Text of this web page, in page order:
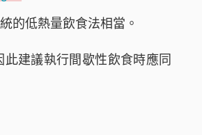
的低熱量飲食法相當。
建議執行間歇性飲食時應同